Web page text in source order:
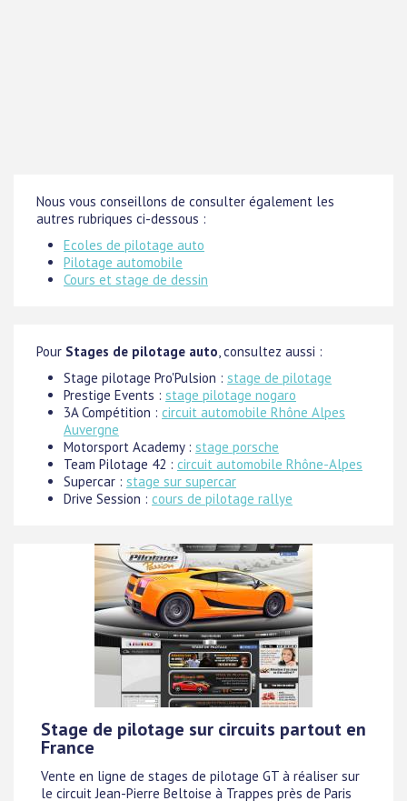
Nous vous conseillons de consulter également les
autres rubriques ci-dessous :
Ecoles de pilotage auto
Pilotage automobile
Cours et stage de dessin
Pour Stages de pilotage auto, consultez aussi :
Stage pilotage Pro'Pulsion : stage de pilotage
Prestige Events : stage pilotage nogaro
3A Compétition : circuit automobile Rhône Alpes
Auvergne
Motorsport Academy : stage porsche
Team Pilotage 42 : circuit automobile Rhône-Alpes
Supercar : stage sur supercar
Drive Session : cours de pilotage rallye
Stage de pilotage sur circuits partout en
France
Vente en ligne de stages de pilotage GT à réaliser sur
le circuit Jean-Pierre Beltoise à Trappes près de Paris